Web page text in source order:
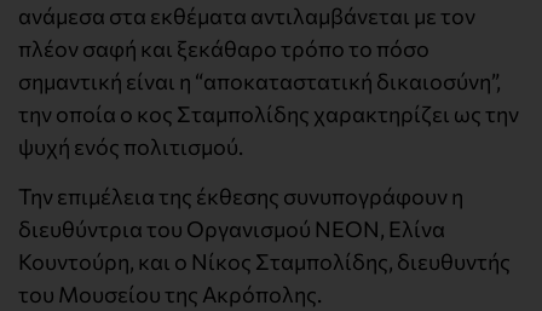
ανάμεσα στα εκθέματα αντιλαμβάνεται με τον
πλέον σαφή και ξεκάθαρο τρόπο το πόσο
σημαντική είναι η “αποκαταστατική δικαιοσύνη”,
την οποία ο κος Σταμπολίδης χαρακτηρίζει ως την
ψυχή ενός πολιτισμού.
Την επιμέλεια της έκθεσης συνυπογράφουν η
διευθύντρια του Οργανισμού ΝΕΟΝ, Ελίνα
Κουντούρη, και ο Νίκος Σταμπολίδης, διευθυντής
του Μουσείου της Ακρόπολης.